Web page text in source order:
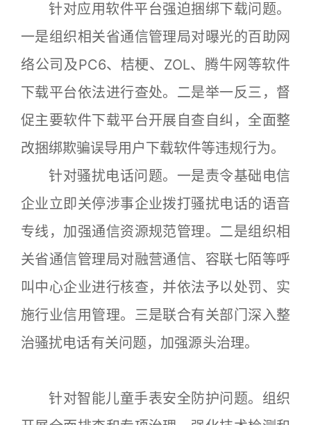
针对应用软件平台强迫捆绑下载问题。
一是组织相关省通信管理局对曝光的百助网
络公司及PC6、桔梗、ZOL、腾牛网等软件
下载平台依法进行查处。二是举一反三，督
促主要软件下载平台开展自查自纠，全面整
改捆绑欺骗误导用户下载软件等违规行为。
针对骚扰电话问题。一是责令基础电信
企业立即关停涉事企业拨打骚扰电话的语音
专线，加强通信资源规范管理。二是组织相
关省通信管理局对融营通信、容联七陌等呼
叫中心企业进行核查，并依法予以处罚、实
施行业信用管理。三是联合有关部门深入整
治骚扰电话有关问题，加强源头治理。
针对智能儿童手表安全防护问题。组织